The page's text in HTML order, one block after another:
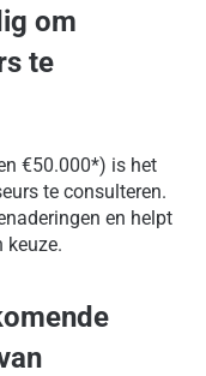
om
te
€50.000*) is het
te consulteren.
en helpt
keuze.